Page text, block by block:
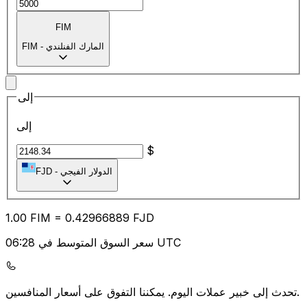
FIM
FIM - المارك الفنلندي
إلى
إلى
$
FJD - الدولار الفيجي
1.00 FIM = 0.42966889 FJD
سعر السوق المتوسط في 06:28 UTC
تحدث إلى خبير عملات اليوم.يمكننا التفوق على أسعار المنافسين.